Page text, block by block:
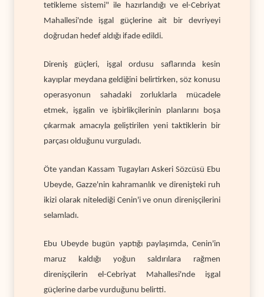
tetikleme sistemi" ile hazırlandığı ve el-Cebriyat
Mahallesi'nde işgal güçlerine ait bir devriyeyi
doğrudan hedef aldığı ifade edildi.
Direniş güçleri, işgal ordusu saflarında kesin
kayıplar meydana geldiğini belirtirken, söz konusu
operasyonun sahadaki zorluklarla mücadele
etmek, işgalin ve işbirlikçilerinin planlarını boşa
çıkarmak amacıyla geliştirilen yeni taktiklerin bir
parçası olduğunu vurguladı.
Öte yandan Kassam Tugayları Askeri Sözcüsü Ebu
Ubeyde, Gazze'nin kahramanlık ve direnişteki ruh
ikizi olarak nitelediği Cenin'i ve onun direnişçilerini
selamladı.
Ebu Ubeyde bugün yaptığı paylaşımda, Cenin'in
maruz kaldığı yoğun saldırılara rağmen
direnişçilerin el-Cebriyat Mahallesi'nde işgal
güçlerine darbe vurduğunu belirtti.